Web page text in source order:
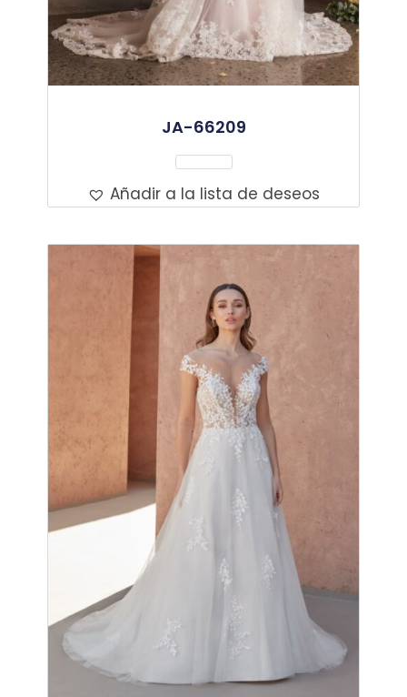
JA-66209
Leer Más
Añadir a la lista de deseos